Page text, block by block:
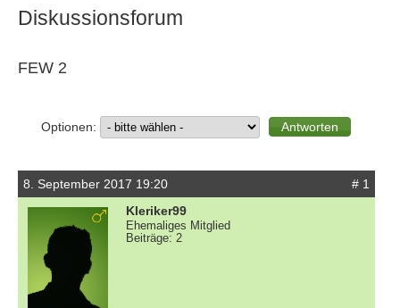
Diskussionsforum
FEW 2
Optionen:
8. September 2017 19:20
# 1
Kleriker99
Ehemaliges Mitglied
Beiträge: 2